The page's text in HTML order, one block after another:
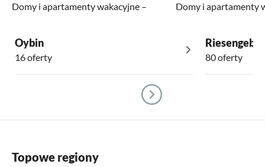
Domy i apartamenty wakacyjne – Domy i apartamenty
Oybin
16 oferty 80 oferty
Topowe regiony